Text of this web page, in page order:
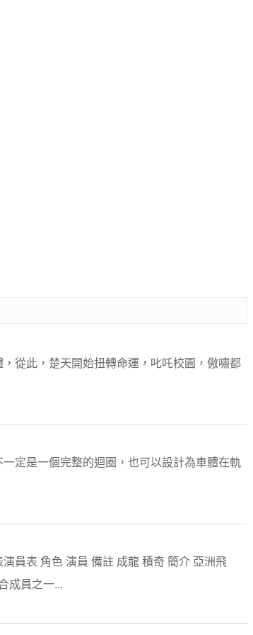
從此，楚天開始扭轉命運，叱吒校園，傲嘯都
定是一個完整的迴圈，也可以設計為車體在軌
員表 角色 演員 備註 成龍 積奇 簡介 亞洲飛
成員之一...